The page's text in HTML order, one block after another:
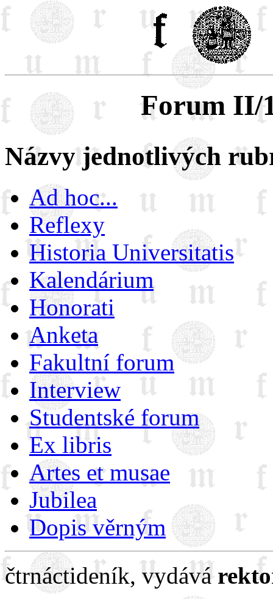
Forum II/
Názvy jednotlivých
Ad hoc...
Reflexy
Historia Universitatis
Kalendárium
Honorati
Anketa
Fakultní forum
Interview
Studentské forum
Ex libris
Artes et musae
Jubilea
Dopis věrným
čtrnáctideník, vydává